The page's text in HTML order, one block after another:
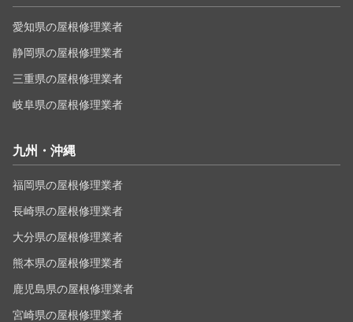
愛知県の屋根修理業者
静岡県の屋根修理業者
三重県の屋根修理業者
岐阜県の屋根修理業者
九州・沖縄
福岡県の屋根修理業者
長崎県の屋根修理業者
大分県の屋根修理業者
熊本県の屋根修理業者
鹿児島県の屋根修理業者
宮崎県の屋根修理業者